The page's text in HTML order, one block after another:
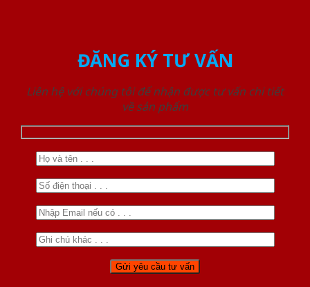
ĐĂNG KÝ TƯ VẤN
Liên hệ với chúng tôi để nhận được tư vấn chi tiết
về sản phẩm